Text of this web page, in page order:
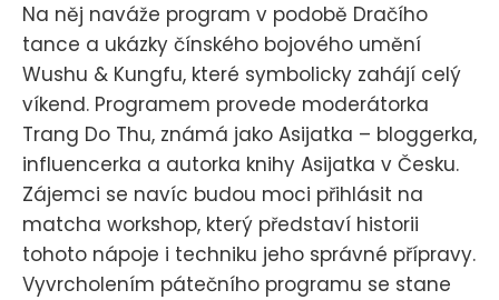
Na něj naváže program v podobě Dračího
tance a ukázky čínského bojového umění
Wushu & Kungfu, které symbolicky zahájí celý
víkend. Programem provede moderátorka
Trang Do Thu, známá jako Asijatka – bloggerka,
influencerka a autorka knihy Asijatka v Česku.
Zájemci se navíc budou moci přihlásit na
matcha workshop, který představí historii
tohoto nápoje i techniku jeho správné přípravy.
Vyvrcholením pátečního programu se stane